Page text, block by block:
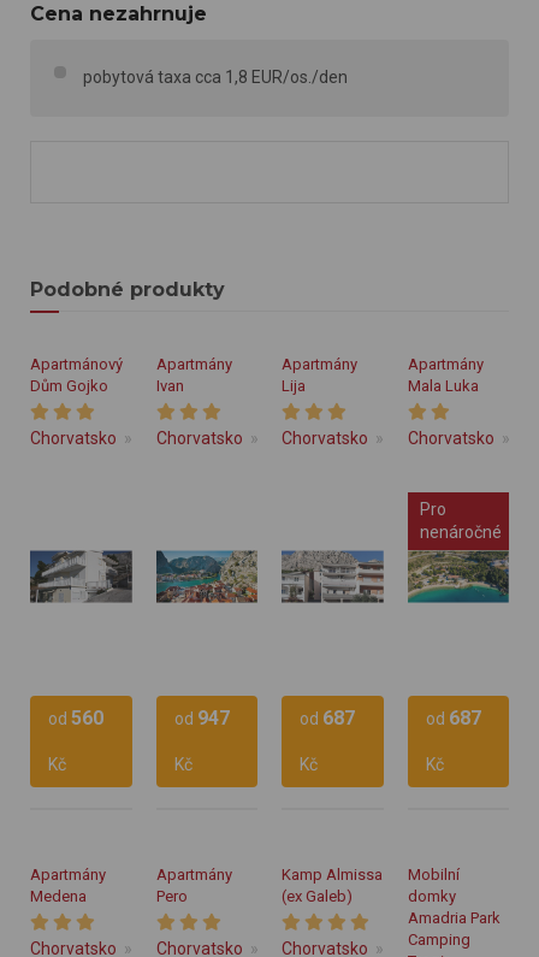
Cena nezahrnuje
pobytová taxa cca 1,8 EUR/os./den
Podobné produkty
Apartmánový
Dům Gojko
Chorvatsko Střední Dalmácie Omiš
Vlastní
Vlastní
od 560
Kč
Apartmány
Ivan
Chorvatsko Střední Dalmácie Omiš
Vlastní
Vlastní
od 947
Kč
Apartmány
Lija
Chorvatsko Střední Dalmácie
Vlastní
Vlastní
od 687
Kč
Apartmány
Mala Luka
Chorvatsko
Pro
nenáročné
Vlastní
Vlastní
od 687
Kč
Apartmány
Medena
Chorvatsko Střední Dalmácie Trogir
Apartmány
Pero
Chorvatsko Střední Dalmácie Omiš
Kamp Almissa
(ex Galeb)
Chorvatsko Střední Dalmácie
Mobilní
domky
Amadria Park
Camping